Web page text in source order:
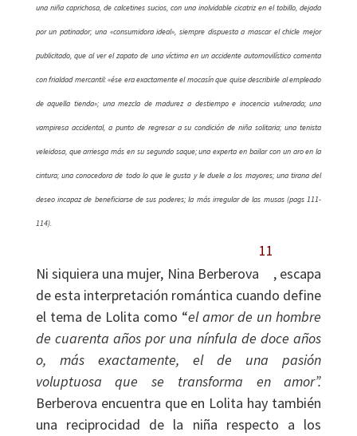
una niña caprichosa, de calcetines sucios, con una inolvidable cicatriz en el tobillo, dejada
por un patinador; una «consumidora ideal», siempre dispuesta a mascar el chicle mejor
publicitado, que al ver el zapato de una víctima en un accidente automovilístico comenta
con frialdad mercantil: «ése era exactamente el mocasín que quise describirle al empleado
de aquella tienda»; una mezcla de madurez a destiempo e inocencia vulnerada; una
vampiresa accidental, a punto de regresar a su condición de niña solitaria; una tenista
veleidosa, que arriesga más en su segundo saque; una experta en bailar con un aro en la
cintura; una conocedora de todo lo que le gusta y le duele a los mayores; una tirana del
deseo incapaz de beneficiarse de sus poderes; la más irregular de las musas (pags 111-
114).
Ni siquiera una mujer, Nina Berberova
11
, escapa
de esta interpretación romántica cuando define
el tema de Lolita como “el amor de un hombre
de cuarenta años por una nínfula de doce años
o, más exactamente, el de una pasión
voluptuosa que se transforma en amor”.
Berberova encuentra que en Lolita hay también
una reciprocidad de la niña respecto a los